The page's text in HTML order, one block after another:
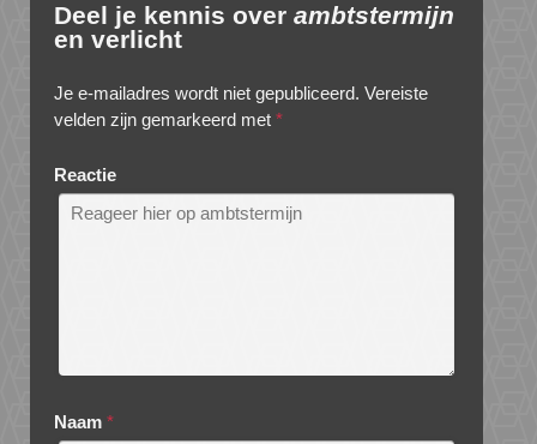
Deel je kennis over ambtstermijn
en verlicht
Je e-mailadres wordt niet gepubliceerd. Vereiste
velden zijn gemarkeerd met *
Reactie
Naam *